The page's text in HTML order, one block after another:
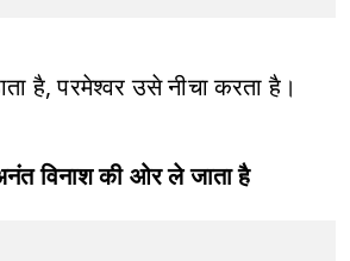
है, परमेश्वर उसे नीचा करता है।
विनाश की ओर ले जाता है